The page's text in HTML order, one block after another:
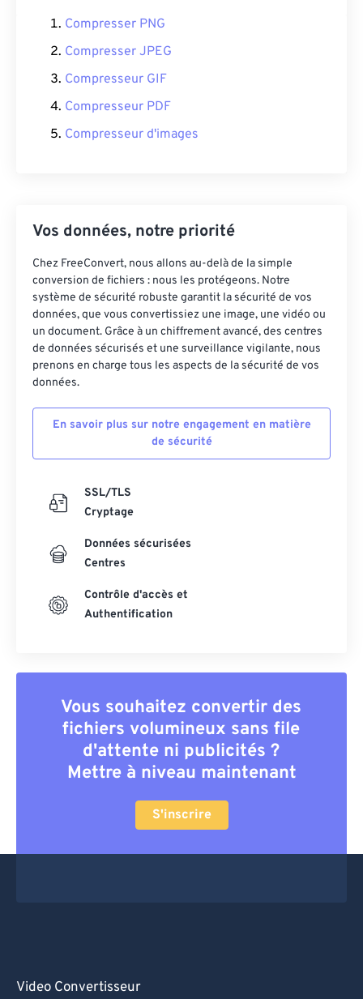
Compresser PNG
Compresser JPEG
Compresseur GIF
Compresseur PDF
Compresseur d'images
Vos données, notre priorité
Chez FreeConvert, nous allons au-delà de la simple
conversion de fichiers : nous les protégeons. Notre
système de sécurité robuste garantit la sécurité de vos
données, que vous convertissiez une image, une vidéo ou
un document. Grâce à un chiffrement avancé, des centres
de données sécurisés et une surveillance vigilante, nous
prenons en charge tous les aspects de la sécurité de vos
données.
En savoir plus sur notre engagement en matière
de sécurité
SSL/TLS
Cryptage
Données sécurisées
Centres
Contrôle d'accès et
Authentification
Vous souhaitez convertir des
fichiers volumineux sans file
d'attente ni publicités ?
Mettre à niveau maintenant
S'inscrire
Video Convertisseur